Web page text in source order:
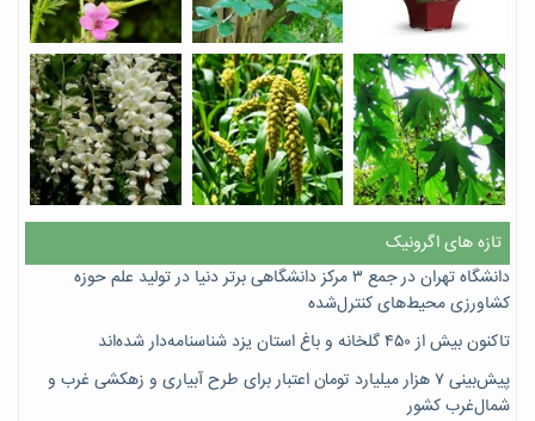
تازه های اگرونیک
دانشگاه تهران در جمع ۳ مرکز دانشگاهی برتر دنیا در تولید علم حوزه
کشاورزی محیط‌های کنترل‌شده
تاکنون بیش از ۴۵۰ گلخانه و باغ استان یزد شناسنامه‌دار شده‌اند
پیش‌بینی ۷‌ هزار میلیارد تومان اعتبار برای طرح آبیاری و زهکشی غرب و
شمال‌غرب کشور